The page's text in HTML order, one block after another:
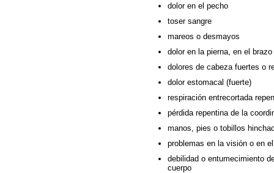
dolor en el pecho
toser sangre
mareos o desmayos
dolor en la pierna, en el
dolores de cabeza fuertes o
dolor estomacal (fuerte)
respiración entrecortada
pérdida repentina de la
manos, pies o tobillos
problemas en la visión o en
debilidad o entumecimiento
cuerpo